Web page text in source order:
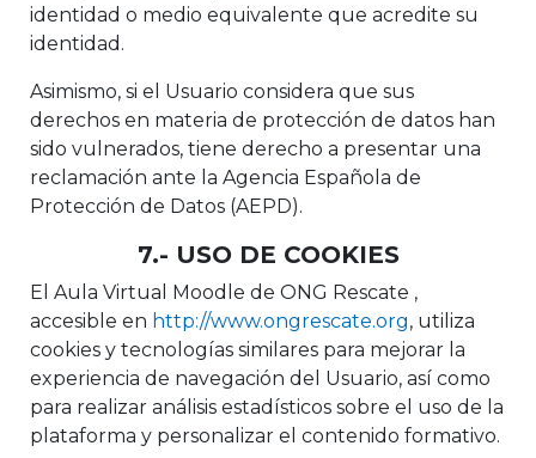
identidad o medio equivalente que acredite su
identidad.
Asimismo, si el Usuario considera que sus
derechos en materia de protección de datos han
sido vulnerados, tiene derecho a presentar una
reclamación ante la Agencia Española de
Protección de Datos (AEPD).
7.- USO DE COOKIES
El Aula Virtual Moodle de ONG Rescate ,
accesible en http://www.ongrescate.org, utiliza
cookies y tecnologías similares para mejorar la
experiencia de navegación del Usuario, así como
para realizar análisis estadísticos sobre el uso de la
plataforma y personalizar el contenido formativo.